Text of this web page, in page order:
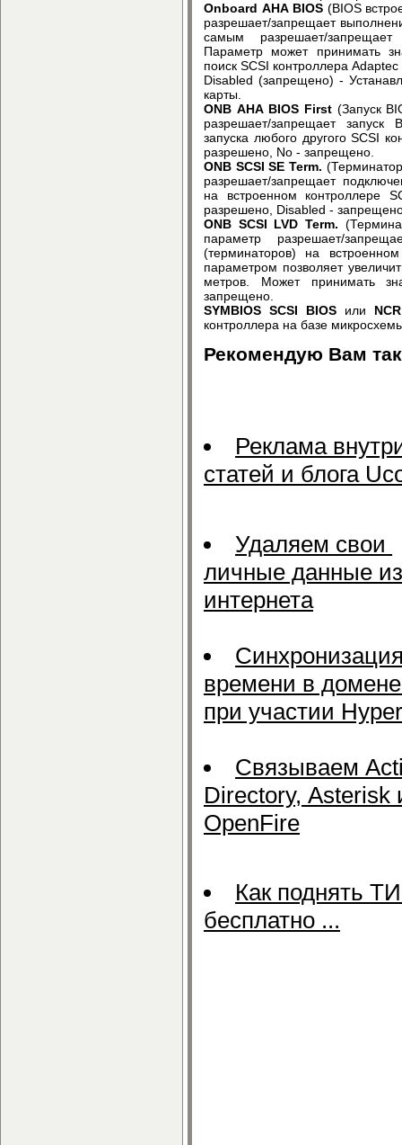
Onboard AHA BIOS (BIOS
разрешает/запрещает
самым разрешает/
Параметр может принимать
поиск SCSI контроллера
Disabled (запрещено) -
карты.
ONB AHA BIOS First (Запуск
разрешает/запрещает запуск
запуска любого другого SCSI
разрешено, No - запрещено.
ONB SCSI SE Term.
разрешает/запрещает
на встроенном контроллере
разрешено, Disabled -
ONB SCSI LVD Term.
параметр разрешает/
(терминаторов) на
параметром позволяет
метров. Может принимать
запрещено.
SYMBIOS SCSI BIOS или
контроллера на базе
Рекомендую Вам
Реклама
статей и блога
Удаляем свои
личные данные из
интернета
времени в домене
при участии
Связываем
Directory, Asterisk
OpenFire
Как поднять
бесплатно ...